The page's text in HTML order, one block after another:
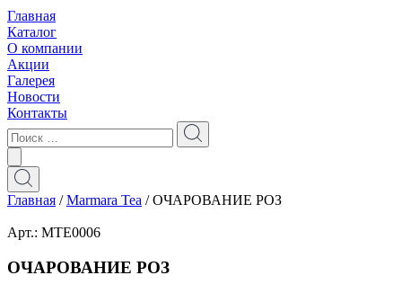
Главная
Каталог
О компании
Акции
Галерея
Новости
Контакты
Главная /Marmara Tea / ОЧАРОВАНИЕ РОЗ
Арт.: MTE0006
ОЧАРОВАНИЕ РОЗ